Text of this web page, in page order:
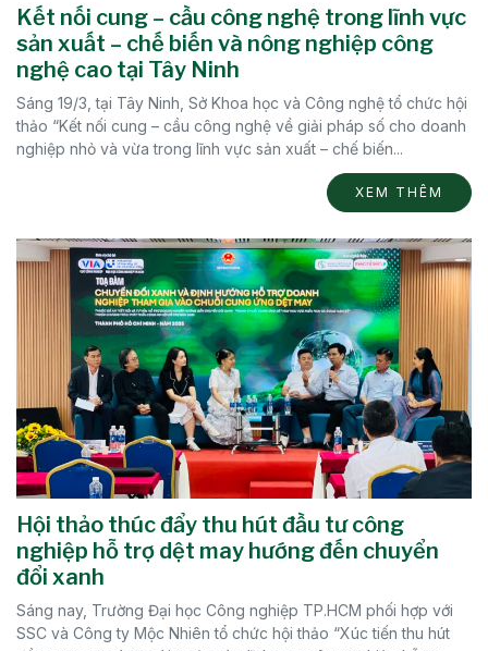
Kết nối cung – cầu công nghệ trong lĩnh vực
sản xuất – chế biến và nông nghiệp công
nghệ cao tại Tây Ninh
Sáng 19/3, tại Tây Ninh, Sở Khoa học và Công nghệ tổ chức hội
thảo “Kết nối cung – cầu công nghệ về giải pháp số cho doanh
nghiệp nhỏ và vừa trong lĩnh vực sản xuất – chế biến...
XEM THÊM
Hội thảo thúc đẩy thu hút đầu tư công
nghiệp hỗ trợ dệt may hướng đến chuyển
đổi xanh
Sáng nay, Trường Đại học Công nghiệp TP.HCM phối hợp với
SSC và Công ty Mộc Nhiên tổ chức hội thảo “Xúc tiến thu hút